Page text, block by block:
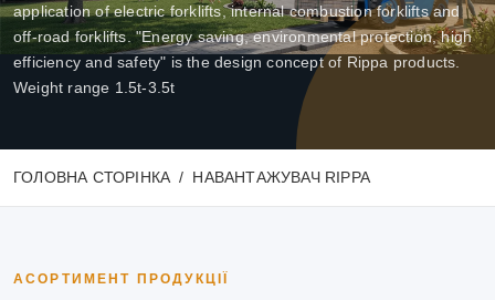
application of electric forklifts, internal combustion forklifts and
off-road forklifts. "Energy saving, environmental protection, high
efficiency and safety" is the design concept of Rippa products.
Weight range 1.5t-3.5t
ГОЛОВНА СТОРІНКА НАВАНТАЖУВАЧ RIPPA
АСОРТИМЕНТ ПРОДУКЦІЇ